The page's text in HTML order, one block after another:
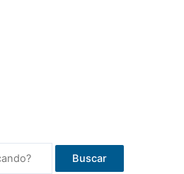
Buscar